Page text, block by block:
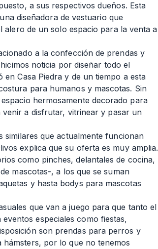
a sus respectivos dueños. Esta
diseñadora de vestuario que
alero de un solo espacio para la venta a
a la confección de prendas y
noticia por diseñar todo el
Casa Piedra y de un tiempo a esta
para humanos y mascotas. Sin
hermosamente decorado para
a disfrutar, vitrinear y pasar un
similares que actualmente funcionan
explica que su oferta es muy amplia.
como pinches, delantales de cocina,
mascotas-, a los que se suman
y hasta bodys para mascotas
que van a juego para que tanto el
especiales como fiestas,
son prendas para perros y
por lo que no tenemos